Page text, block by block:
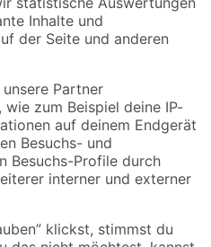
Versandarten